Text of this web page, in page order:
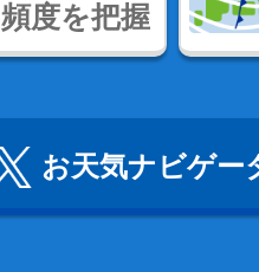
頻度を把握
お天気ナビゲー